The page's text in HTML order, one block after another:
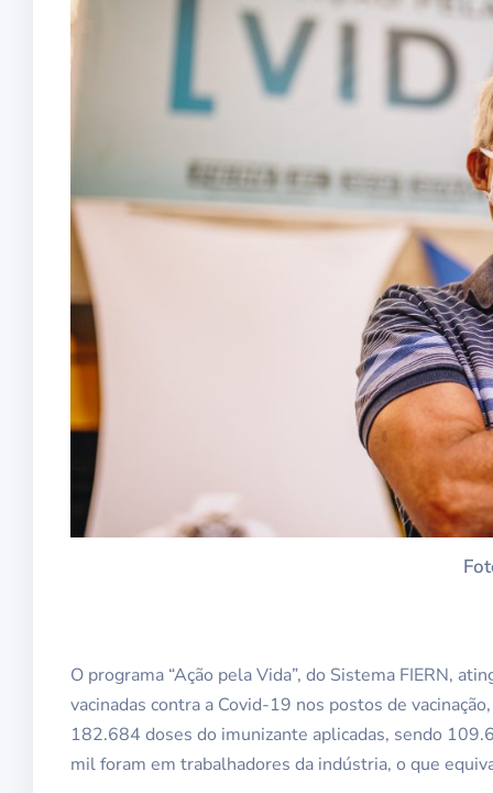
O programa “Ação pela Vida”, do Sistema FIERN,
vacinadas contra a Covid-19 nos postos de
182.684 doses do imunizante aplicadas, sendo
mil foram em trabalhadores da indústria, o que